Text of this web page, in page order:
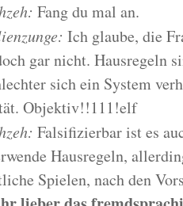
Fang du mal an.
Ich glaube, die
gar nicht. Hausregeln
sich ein System
Objektiv!!111!elf
Falsifizierbar ist es
Hausregeln,
Spielen, nach den